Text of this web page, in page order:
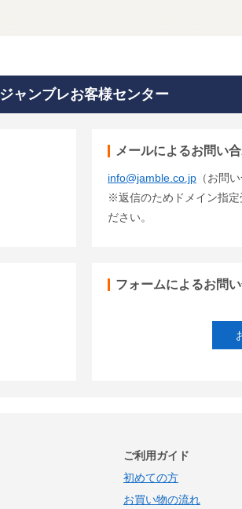
ジャンブレお客様センター
メールによるお問い
info@jamble.co.jp （お問
※返信のためドメイン指
ださい。
フォームによるお問
ご利用ガイド
初めての方
お買い物の流れ